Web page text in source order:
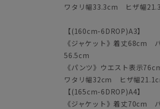
ワタリ幅33.3cm ヒザ幅
【(160cm-6DROP)A3】
《ジャケット》着丈
56.5cm
《パンツ》ウエスト表示
ワタリ幅32cm ヒザ幅
【(165cm-6DROP)A4】
《ジャケット》着丈